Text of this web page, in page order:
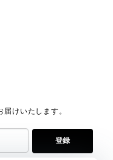
けいたします。
登録